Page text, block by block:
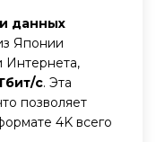
данных
Японии
Интернета,
с. Эта
позволяет
4K всего